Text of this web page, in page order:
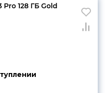
Pro 128 ГБ Gold